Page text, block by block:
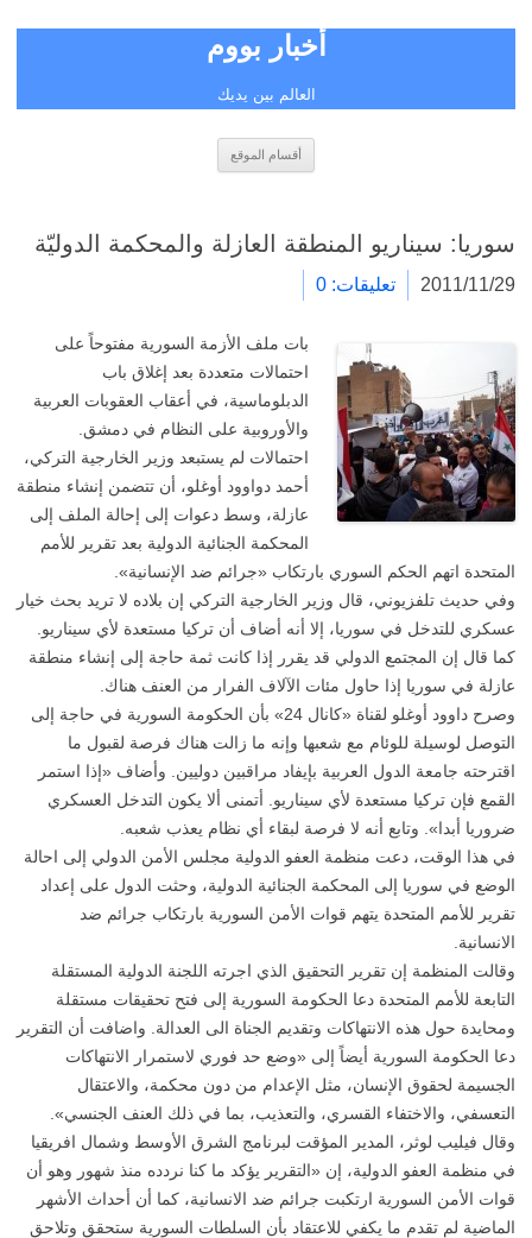
أخبار بووم
العالم بين يديك
أقسام الموقع
سوريا: سيناريو المنطقة العازلة والمحكمة الدوليّة
2011/11/29 تعليقات: 0
بات ملف الأزمة السورية مفتوحاً على
احتمالات متعددة بعد إغلاق باب
الدبلوماسية، في أعقاب العقوبات العربية
والأوروبية على النظام في دمشق.
احتمالات لم يستبعد وزير الخارجية التركي،
أحمد دواوود أوغلو، أن تتضمن إنشاء منطقة
عازلة، وسط دعوات إلى إحالة الملف إلى
المحكمة الجنائية الدولية بعد تقرير للأمم
المتحدة اتهم الحكم السوري بارتكاب «جرائم ضد الإنسانية».
وفي حديث تلفزيوني، قال وزير الخارجية التركي إن بلاده لا تريد بحث خيار
عسكري للتدخل في سوريا، إلا أنه أضاف أن تركيا مستعدة لأي سيناريو.
كما قال إن المجتمع الدولي قد يقرر إذا كانت ثمة حاجة إلى إنشاء منطقة
عازلة في سوريا إذا حاول مئات الآلاف الفرار من العنف هناك.
وصرح داوود أوغلو لقناة «كانال 24» بأن الحكومة السورية في حاجة إلى
التوصل لوسيلة للوئام مع شعبها وإنه ما زالت هناك فرصة لقبول ما
اقترحته جامعة الدول العربية بإيفاد مراقبين دوليين. وأضاف «إذا استمر
القمع فإن تركيا مستعدة لأي سيناريو. أتمنى ألا يكون التدخل العسكري
ضروريا أبدا». وتابع أنه لا فرصة لبقاء أي نظام يعذب شعبه.
في هذا الوقت، دعت منظمة العفو الدولية مجلس الأمن الدولي إلى احالة
الوضع في سوريا إلى المحكمة الجنائية الدولية، وحثت الدول على إعداد
تقرير للأمم المتحدة يتهم قوات الأمن السورية بارتكاب جرائم ضد
الانسانية.
وقالت المنظمة إن تقرير التحقيق الذي اجرته اللجنة الدولية المستقلة
التابعة للأمم المتحدة دعا الحكومة السورية إلى فتح تحقيقات مستقلة
ومحايدة حول هذه الانتهاكات وتقديم الجناة الى العدالة. واضافت أن التقرير
دعا الحكومة السورية أيضاً إلى «وضع حد فوري لاستمرار الانتهاكات
الجسيمة لحقوق الإنسان، مثل الإعدام من دون محكمة، والاعتقال
التعسفي، والاختفاء القسري، والتعذيب، بما في ذلك العنف الجنسي».
وقال فيليب لوثر، المدير المؤقت لبرنامج الشرق الأوسط وشمال افريقيا
في منظمة العفو الدولية، إن «التقرير يؤكد ما كنا نردده منذ شهور وهو أن
قوات الأمن السورية ارتكبت جرائم ضد الانسانية، كما أن أحداث الأشهر
الماضية لم تقدم ما يكفي للاعتقاد بأن السلطات السورية ستحقق وتلاحق